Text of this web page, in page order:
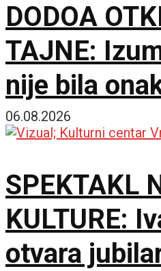
DODOA
TAJNE:
nije bila
je
06.08.2026
SPEKTAKL
KULTURE:
otvara